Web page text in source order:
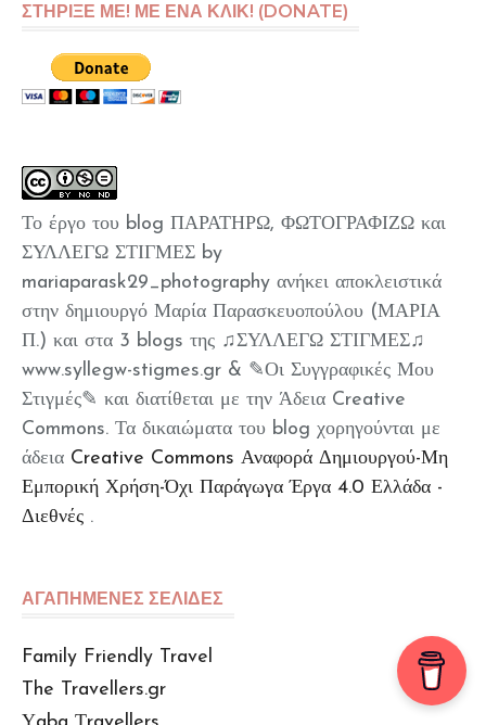
ΣΤΗΡΙΞΕ ΜΕ! ΜΕ ΕΝΑ ΚΛΙΚ! (DONATE)
Το έργο του blog ΠΑΡΑΤΗΡΩ, ΦΩΤΟΓΡΑΦΙΖΩ και
ΣΥΛΛΕΓΩ ΣΤΙΓΜΕΣ by
mariaparask29_photography ανήκει αποκλειστικά
στην δημιουργό Μαρία Παρασκευοπούλου (ΜΑΡΙΑ
Π.) και στα 3 blogs της ♫ΣΥΛΛΕΓΩ ΣΤΙΓΜΕΣ♫
www.syllegw-stigmes.gr & ✎Οι Συγγραφικές Μου
Στιγμές✎ και διατίθεται με την Άδεια Creative
Commons. Τα δικαιώματα του blog χορηγούνται με
άδεια Creative Commons Αναφορά Δημιουργού-Μη
Εμπορική Χρήση-Όχι Παράγωγα Έργα 4.0 Ελλάδα -
Διεθνές .
ΑΓΑΠΗΜΕΝΕΣ ΣΕΛΙΔΕΣ
Family Friendly Travel
The Travellers.gr